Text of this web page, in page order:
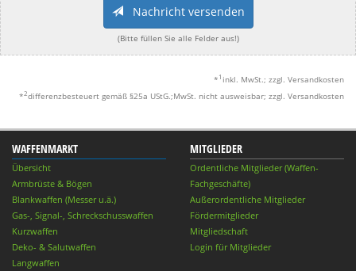
Nachricht versenden
(Bitte füllen Sie alle Felder aus!)
* 1 inkl. MwSt.; zzgl. Versandkosten
*2differenzbesteuert gemäß §25a UStG.;MwSt. nicht ausweisbar; zzgl. Versandkosten
WAFFENMARKT
Übersicht
Armbrüste & Bögen
Blankwaffen (Messer u.ä.)
Gas-, Signal-, Schreckschusswaffen
Kurzwaffen
Deko- & Salutwaffen
Langwaffen
MITGLIEDER
Ordentliche Mitglieder (Waffen-
Fachgeschäfte)
Außerordentliche Mitglieder
Fördermitglieder
Mitgliedschaft
Login für Mitglieder